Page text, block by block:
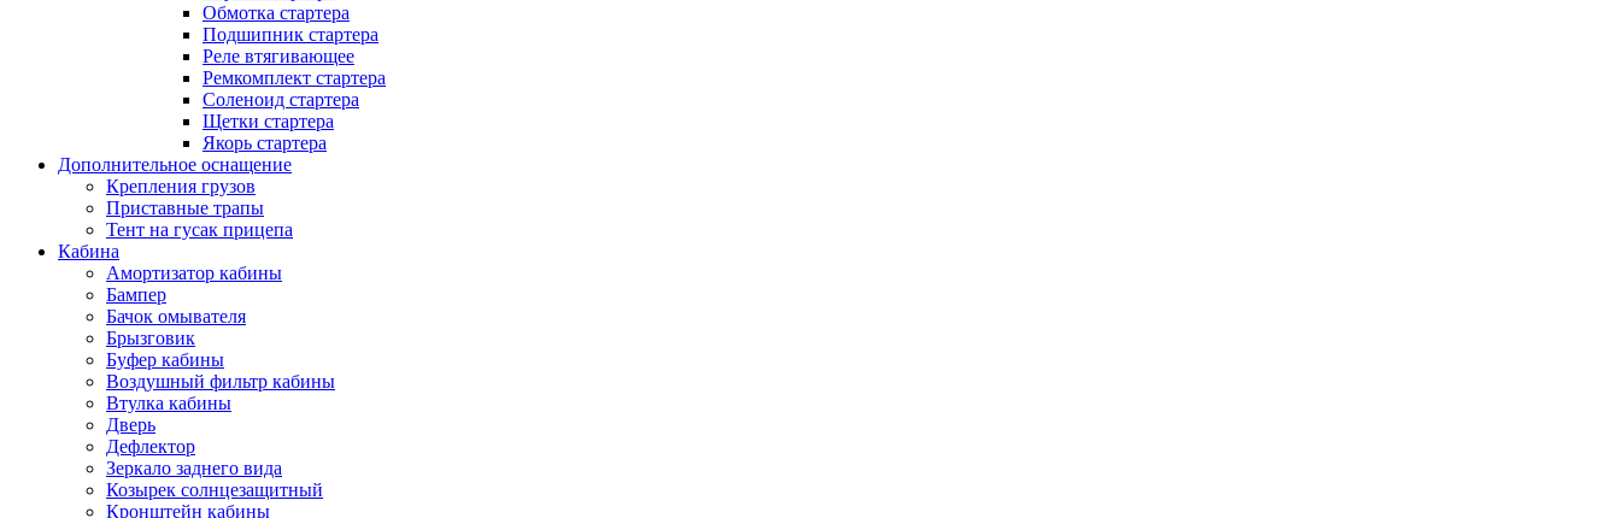
Обмотка стартера
Подшипник стартера
Реле втягивающее
Ремкомплект стартера
Соленоид стартера
Щетки стартера
Якорь стартера
Дополнительное оснащение
Крепления грузов
Приставные трапы
Тент на гусак прицепа
Кабина
Амортизатор кабины
Бампер
Бачок омывателя
Брызговик
Буфер кабины
Воздушный фильтр кабины
Втулка кабины
Дверь
Дефлектор
Зеркало заднего вида
Козырек солнцезащитный
Кронштейн кабины